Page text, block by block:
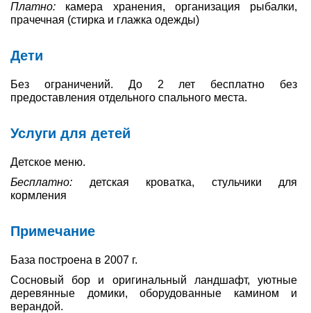
Платно: камера хранения, организация рыбалки,
прачечная (стирка и глажка одежды)
Дети
Без ограничений. До 2 лет бесплатно без
предоставления отдельного спального места.
Услуги для детей
Детское меню.
Бесплатно: детская кроватка, стульчики для
кормления
Примечание
База построена в 2007 г.
Сосновый бор и оригинальный ландшафт, уютные
деревянные домики, оборудованные камином и
верандой.